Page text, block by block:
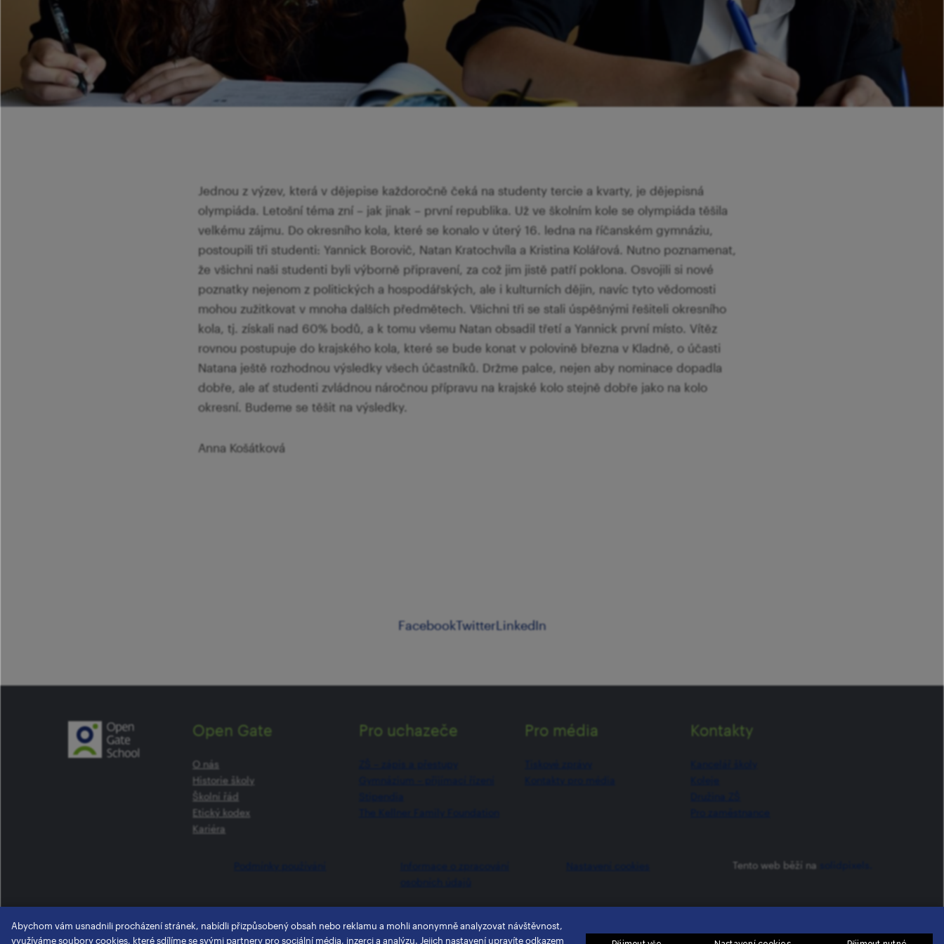
Jednou z výzev, která v dějepise každoročně čeká na studenty tercie a kvarty, je dějepisná
olympiáda. Letošní téma zní – jak jinak – první republika. Už ve školním kole se olympiáda těšila
velkému zájmu. Do okresního kola, které se konalo v úterý 16. ledna na říčanském gymnáziu,
postoupili tři studenti: Yannick Borovič, Natan Kratochvíla a Kristina Kolářová. Nutno poznamenat,
že všichni naši studenti byli výborně připravení, za což jim jistě patří poklona. Osvojili si nové
poznatky nejenom z politických a hospodářských, ale i kulturních dějin, navíc tyto vědomosti
mohou zužitkovat v mnoha dalších předmětech. Všichni tři se stali úspěšnými řešiteli okresního
kola, tj. získali nad 60% bodů, a k tomu všemu Natan obsadil třetí a Yannick první místo. Vítěz
rovnou postupuje do krajského kola, které se bude konat v polovině března v Kladně, o účasti
Natana ještě rozhodnou výsledky všech účastníků. Držme palce, nejen aby nominace dopadla
dobře, ale ať studenti zvládnou náročnou přípravu na krajské kolo stejně dobře jako na kolo
okresní. Budeme se těšit na výsledky.
Anna Košátková
FacebookTwitterLinkedIn
Open Gate
O nás
Historie školy
Školní řád
Etický kodex
Kariéra
Pro uchazeče Pro média Kontakty
Tento web běží na
Abychom vám usnadnili procházení stránek, nabídli přizpůsobený obsah nebo reklamu a mohli anonymně analyzovat návštěvnost,
využíváme soubory cookies, které sdílíme se svými partnery pro sociální média, inzerci a analýzu. Jejich nastavení upravíte odkazem